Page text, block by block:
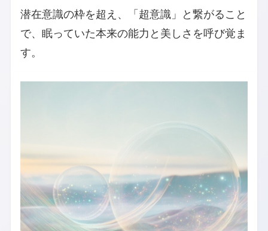
潜在意識の枠を超え、「超意識」と繋がること
で、眠っていた本来の能力と美しさを呼び覚ま
す。